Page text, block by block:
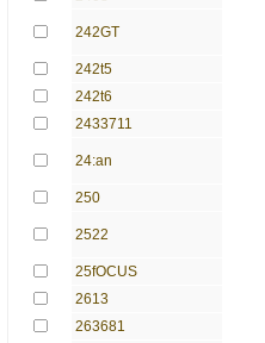
242GT
242t5
242t6
2433711
24:an
250
2522
25fOCUS
2613
263681